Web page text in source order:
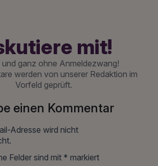
mit!
ganz ohne Anmeldezwang!
werden von unserer Redaktion im
Vorfeld geprüft.
einen Kommentar
Adresse wird nicht
Felder sind mit * markiert